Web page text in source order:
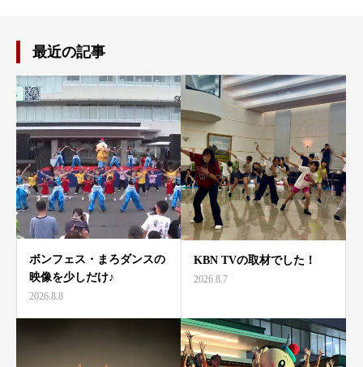
最近の記事
ボンフェス・まろダンスの
映像を少しだけ♪
2026.8.8
KBN TVの取材でした！
2026.8.7